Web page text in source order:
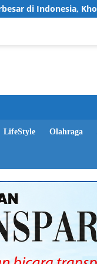
Tekankan
LifeStyle Olahraga